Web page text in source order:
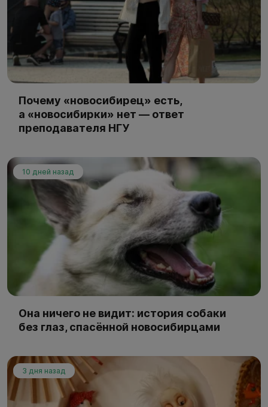
Почему «новосибирец» есть,
а «новосибирки» нет — ответ
преподавателя НГУ
10 дней назад
Она ничего не видит: история собаки
без глаз, спасённой новосибирцами
3 дня назад